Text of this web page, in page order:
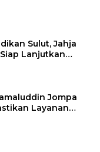
Sulut, Jahja
Lanjutkan
Jompa
Layanan